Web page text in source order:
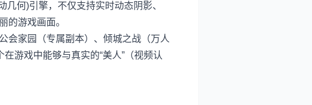
何)引擎，不仅支持实时动态阴影、
的游戏画面。
家园（专属副本）、倾城之战（万人
游戏中能够与真实的“美人”（视频认